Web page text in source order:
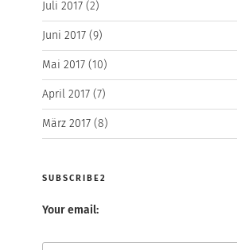
Juli 2017 (2)
Juni 2017 (9)
Mai 2017 (10)
April 2017 (7)
März 2017 (8)
SUBSCRIBE2
Your email: